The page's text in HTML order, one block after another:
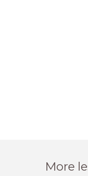
More